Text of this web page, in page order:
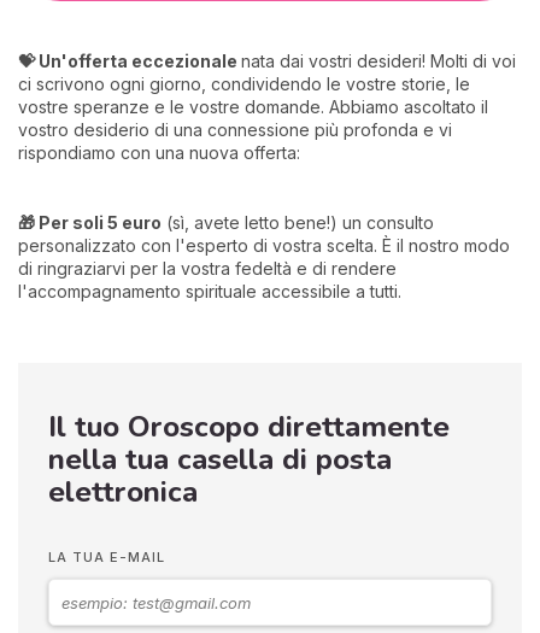
💝 Un'offerta eccezionale nata dai vostri desideri! Molti di voi
ci scrivono ogni giorno, condividendo le vostre storie, le
vostre speranze e le vostre domande. Abbiamo ascoltato il
vostro desiderio di una connessione più profonda e vi
rispondiamo con una nuova offerta:
🎁 Per soli 5 euro (sì, avete letto bene!) un consulto
personalizzato con l'esperto di vostra scelta. È il nostro modo
di ringraziarvi per la vostra fedeltà e di rendere
l'accompagnamento spirituale accessibile a tutti.
Il tuo Oroscopo direttamente
nella tua casella di posta
elettronica
LA TUA E-MAIL